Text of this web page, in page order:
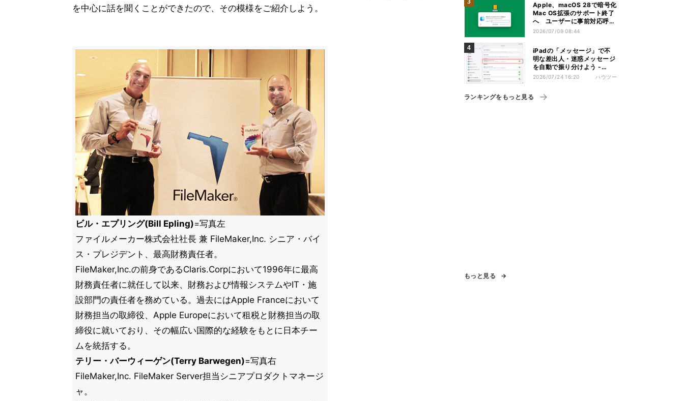
を中心に話を聞くことができたので、その模様をご紹介しよう。
ビル・エプリング(Bill Epling)=写真左
ファイルメーカー株式会社社長 兼 FileMaker,Inc. シニア・バイ
ス・プレジデント、最高財務責任者。
FileMaker,Inc.の前身であるClaris.Corpにおいて1996年に最高
財務責任者に就任して以来、財務および情報システムやIT・施
設部門の責任者を務めている。過去にはApple Franceにおいて
財務担当の取締役、Apple Europeにおいて租税と財務担当の取
締役に就いており、その幅広い国際的な経験をもとに日本チー
ムを統括する。
テリー・バーウィーゲン(Terry Barwegen)=写真右
FileMaker,Inc. FileMaker Server担当シニアプロダクトマネージ
ャ。
Apple、macOS 28で暗号化
Mac OS拡張のサポート終了
へ ユーザーに事前対応呼び
かけ
2026/07/09 08:44
iPadの「メッセージ」で不
明な差出人・迷惑メッセージ
を自動で振り分けよう -
iPadパソコン化講座
2026/07/24 16:20 ハウツー
ランキングをもっと見る
もっと見る